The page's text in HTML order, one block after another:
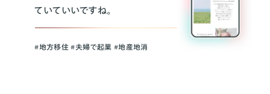
ていていいですね。
#地方移住 #夫婦で起業 #地産地消